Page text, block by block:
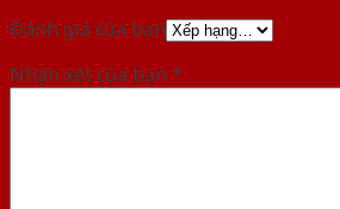
Đánh giá của bạn
Nhận xét của bạn *